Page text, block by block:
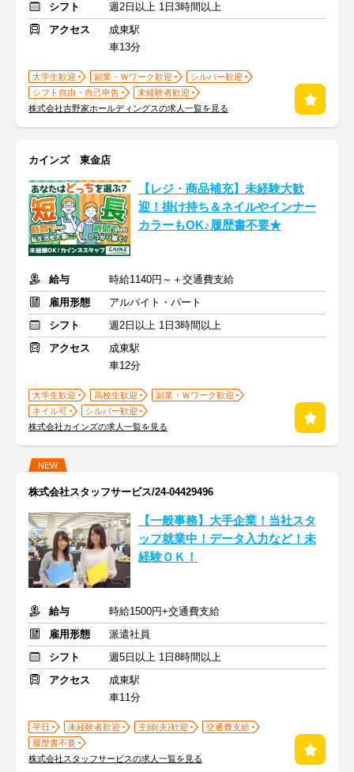
シフト
週2日以上 1日3時間以上
アクセス
成東駅
車13分
大学生歓迎 副業・Ｗワーク歓迎
シルバー歓迎
シフト自由・自己申告
未経験者歓迎
株式会社吉野家ホールディングスの求人一覧を見る
カインズ 東金店
【レジ・商品補充】未経験大歓
迎！掛け持ち＆ネイルやインナー
カラーもOK♪履歴書不要★
給与
時給1140円～＋交通費支給
雇用形態
アルバイト・パート
シフト
週2日以上 1日3時間以上
アクセス
成東駅
車12分
大学生歓迎 高校生歓迎
副業・Ｗワーク歓迎
ネイル可
シルバー歓迎
株式会社カインズの求人一覧を見る
NEW
株式会社スタッフサービス/24-04429496
【一般事務】大手企業！当社スタ
ッフ就業中！データ入力など！未
経験ＯＫ！
給与
時給1500円+交通費支給
雇用形態
派遣社員
シフト
週5日以上 1日8時間以上
アクセス
成東駅
車11分
平日 未経験者歓迎 主婦(夫)歓迎
交通費支給
履歴書不要
株式会社スタッフサービスの求人一覧を見る